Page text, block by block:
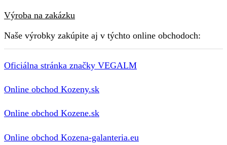
Výroba na zakázku
Naše výrobky zakúpite aj v týchto online obchodoch:
Oficiálna stránka značky VEGALM
Online obchod Kozeny.sk
Online obchod Kozene.sk
Online obchod Kozena-galanteria.eu